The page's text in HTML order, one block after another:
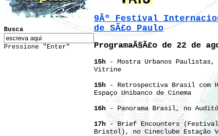
Busca
Pressione "Enter"
9Âº Festival
de SÃ£o Paulo
ProgramaÃ§Ã£o de 22 de
15h - Mostra Urbanos Paulistas,
Vitrine
15h - Retrospectiva Brasil com
Espaço Unibanco de Cinema
16h
- Panorama Brasil, no
17h - Brief Encounters
Bristol), no Cineclube Estação